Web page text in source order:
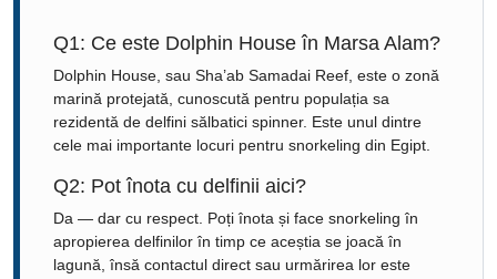
Q1: Ce este Dolphin House în Marsa Alam?
Dolphin House, sau Sha’ab Samadai Reef, este o zonă
marină protejată, cunoscută pentru populația sa
rezidentă de delfini sălbatici spinner. Este unul dintre
cele mai importante locuri pentru snorkeling din Egipt.
Q2: Pot înota cu delfinii aici?
Da — dar cu respect. Poți înota și face snorkeling în
apropierea delfinilor în timp ce aceștia se joacă în
lagună, însă contactul direct sau urmărirea lor este